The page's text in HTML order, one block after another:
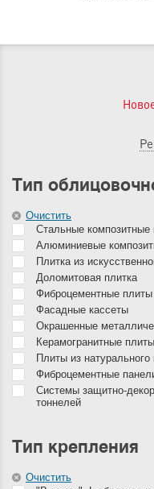
Тип
Очистить
Стальные композитные
Алюминиевые
Плитка из
Доломитовая плитка
Фиброцементные плиты
Фасадные кассеты
Окрашенные
Керамогранитные плиты
Плиты из натурального
Фиброцементные
Системы защитно-
тоннелей
Тип крепления
Очистить